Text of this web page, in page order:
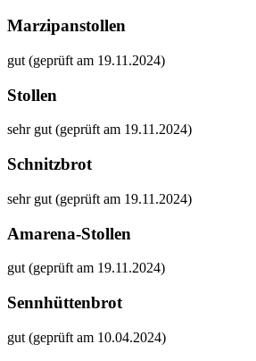
Marzipanstollen
gut (geprüft am 19.11.2024)
Stollen
sehr gut (geprüft am 19.11.2024)
Schnitzbrot
sehr gut (geprüft am 19.11.2024)
Amarena-Stollen
gut (geprüft am 19.11.2024)
Sennhüttenbrot
gut (geprüft am 10.04.2024)